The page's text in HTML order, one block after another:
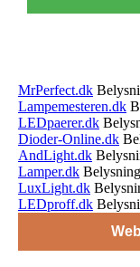
MrPerfect.dk
Lampemesteren.dk
LEDpaerer.dk
Dioder-Online.dk
AndLight.dk
Lamper.dk
LuxLight.dk
LEDproff.dk